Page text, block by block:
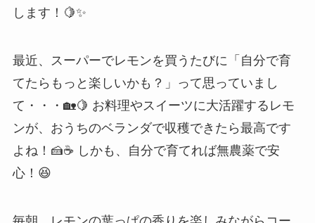
します！🍋✨
最近、スーパーでレモンを買うたびに「自分で育
てたらもっと楽しいかも？」って思っていまし
て・・・🏡🍋 お料理やスイーツに大活躍するレモ
ンが、おうちのベランダで収穫できたら最高です
よね！🍰☕️ しかも、自分で育てれば無農薬で安
心！😆